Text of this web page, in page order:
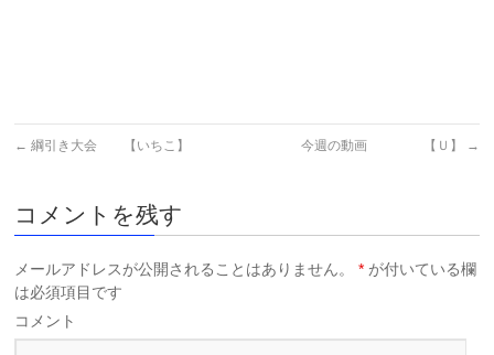
← 綱引き大会 【いちこ】 今週の動画 【Ｕ】 →
コメントを残す
メールアドレスが公開されることはありません。 * が付いている欄
は必須項目です
コメント